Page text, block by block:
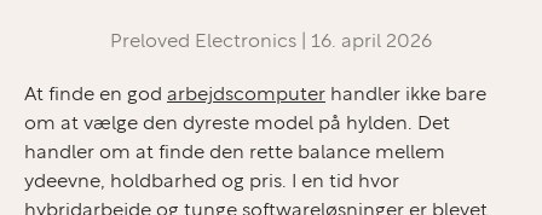
Preloved Electronics | 16. april 2026
At finde en god arbejdscomputer handler ikke bare
om at vælge den dyreste model på hylden. Det
handler om at finde den rette balance mellem
ydeevne, holdbarhed og pris. I en tid hvor
hybridarbejde og tunge softwareløsninger er blevet